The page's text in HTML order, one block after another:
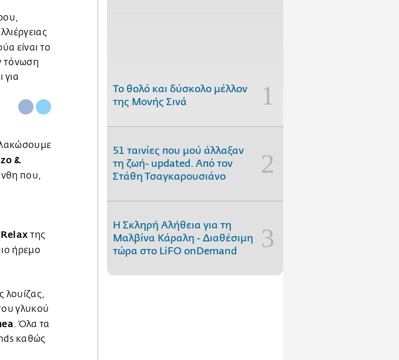
είναι το
τόνωση
για
&
που,
της
ήρεμο
λουίζας,
γλυκού
. Όλα τα
καθώς
Το θολό και δύσκολο μέλλον
της Μονής Σινά
51 ταινίες που μού άλλαξαν
τη ζωή- updated. Aπό τον
Στάθη Τσαγκαρουσιάνο
Η Σκληρή Αλήθεια για τη
Μαλβίνα Κάραλη - Διαθέσιμη
τώρα στo LiFO onDemand